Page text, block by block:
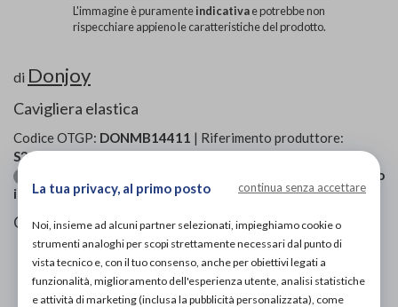
L'immagine è puramenteindicativae potrebbe non
rispecchiare appieno le caratteristiche del prodotto.
di Donjoy
Cavigliera elastica
Codice OTGP: DONMB14411 | Riferimento produttore:
S385B-x| Codice Nomenclatore tariffario:06.12.06
Arto
inferiore »Cavigliere
Cavigliera elastica .
PROVA E ACQUISTA IN NEGOZIO
DA39,00€
La tua privacy, al primo posto continua senza accettare
Noi, insieme ad alcuni partner selezionati, impieghiamo cookie o
strumenti analoghi per scopi strettamente necessari dal punto di
vista tecnico e, con il tuo consenso, anche per obiettivi legati a
funzionalità, miglioramento dell'esperienza utente, analisi statistiche
e attività di marketing (inclusa la pubblicità personalizzata), come